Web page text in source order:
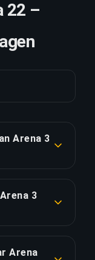
22 –
Arena 3
is de
3
Order
Arena